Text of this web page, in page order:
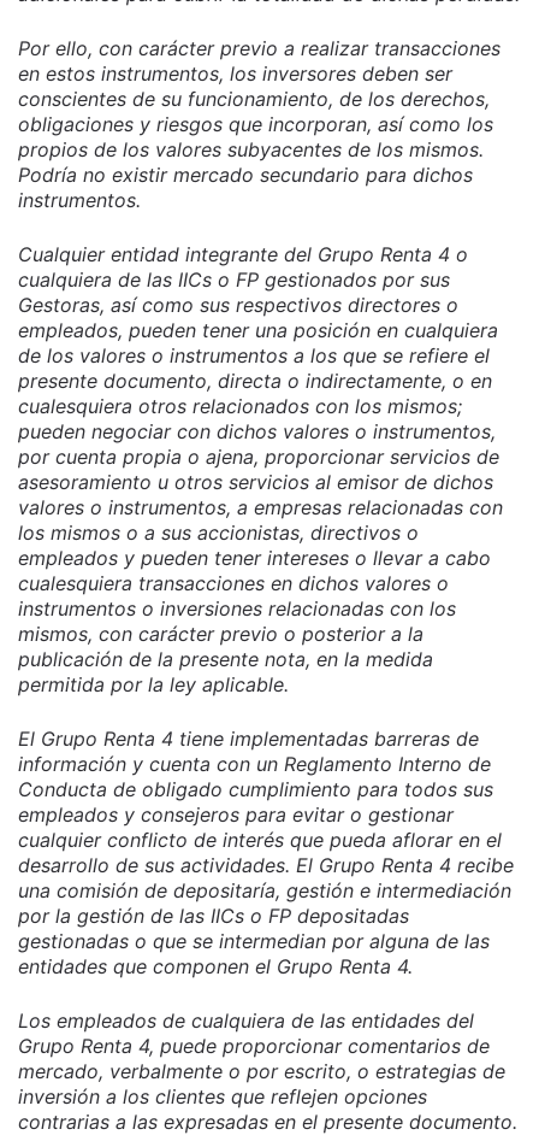
Por ello, con carácter previo a realizar transacciones
en estos instrumentos, los inversores deben ser
conscientes de su funcionamiento, de los derechos,
obligaciones y riesgos que incorporan, así como los
propios de los valores subyacentes de los mismos.
Podría no existir mercado secundario para dichos
instrumentos.
Cualquier entidad integrante del Grupo Renta 4 o
cualquiera de las IICs o FP gestionados por sus
Gestoras, así como sus respectivos directores o
empleados, pueden tener una posición en cualquiera
de los valores o instrumentos a los que se refiere el
presente documento, directa o indirectamente, o en
cualesquiera otros relacionados con los mismos;
pueden negociar con dichos valores o instrumentos,
por cuenta propia o ajena, proporcionar servicios de
asesoramiento u otros servicios al emisor de dichos
valores o instrumentos, a empresas relacionadas con
los mismos o a sus accionistas, directivos o
empleados y pueden tener intereses o llevar a cabo
cualesquiera transacciones en dichos valores o
instrumentos o inversiones relacionadas con los
mismos, con carácter previo o posterior a la
publicación de la presente nota, en la medida
permitida por la ley aplicable.
El Grupo Renta 4 tiene implementadas barreras de
información y cuenta con un Reglamento Interno de
Conducta de obligado cumplimiento para todos sus
empleados y consejeros para evitar o gestionar
cualquier conflicto de interés que pueda aflorar en el
desarrollo de sus actividades. El Grupo Renta 4 recibe
una comisión de depositaría, gestión e intermediación
por la gestión de las IICs o FP depositadas
gestionadas o que se intermedian por alguna de las
entidades que componen el Grupo Renta 4.
Los empleados de cualquiera de las entidades del
Grupo Renta 4, puede proporcionar comentarios de
mercado, verbalmente o por escrito, o estrategias de
inversión a los clientes que reflejen opciones
contrarias a las expresadas en el presente documento.